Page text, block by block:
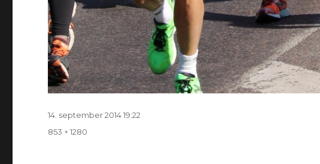
Postitatud
14. september 2014 19:22
Täissuurus
853 × 1280